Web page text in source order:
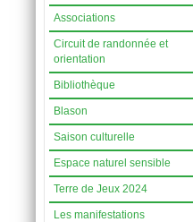
Associations
Circuit de randonnée et
orientation
Bibliothèque
Blason
Saison culturelle
Espace naturel sensible
Terre de Jeux 2024
Les manifestations